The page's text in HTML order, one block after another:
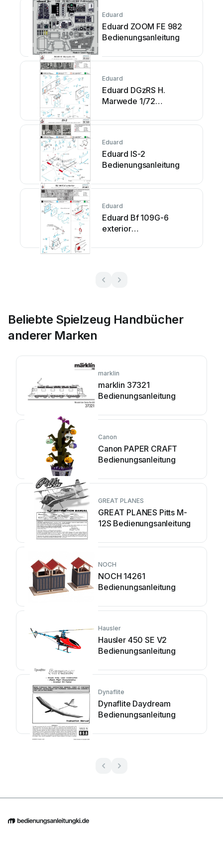
Eduard
Eduard ZOOM FE 982
Bedienungsanleitung
Eduard
Eduard DGzRS H.
Marwede 1/72
Eduard
Eduard IS-2
Bedienungsanleitung
Eduard
Eduard Bf 109G-6
exterior
Beliebte Spielzeug Handbücher
anderer Marken
marklin
marklin 37321
Bedienungsanleitung
Canon
Canon PAPER CRAFT
Bedienungsanleitung
GREAT PLANES
GREAT PLANES Pitts M-
12S Bedienungsanleitung
NOCH
NOCH 14261
Bedienungsanleitung
Hausler
Hausler 450 SE V2
Bedienungsanleitung
Dynaflite
Dynaflite Daydream
Bedienungsanleitung